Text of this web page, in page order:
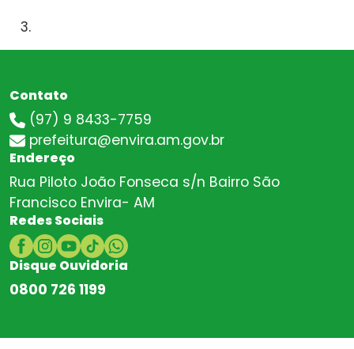
Contato
(97) 9 8433-7759
prefeitura@envira.am.gov.br
Endereço
Rua Piloto João Fonseca s/n Bairro São
Francisco Envira- AM
Redes Sociais
Disque Ouvidoria
0800 726 1199